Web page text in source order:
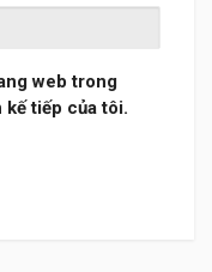
web trong
tiếp của tôi.